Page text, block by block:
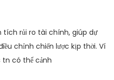
tích rủi ro tài chính, giúp dự
chỉnh chiến lược kịp thời. Ví
có thể cảnh